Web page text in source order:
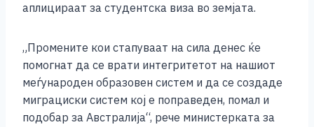
аплицираат за студентска виза во земјата.
„Промените кои стапуваат на сила денес ќе
помогнат да се врати интегритетот на нашиот
меѓународен образовен систем и да се создаде
миграциски систем кој е поправеден, помал и
подобар за Австралија“, рече министерката за